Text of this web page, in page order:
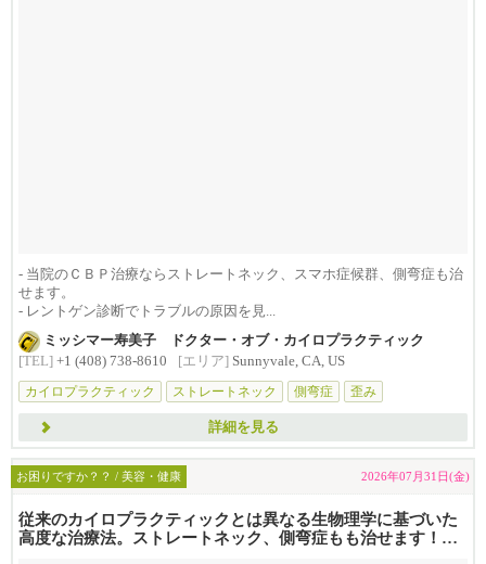
- 当院のＣＢＰ治療ならストレートネック、スマホ症候群、側弯症も治
せます。
- レントゲン診断でトラブルの原因を見...
ミッシマー寿美子 ドクター・オブ・カイロプラクティック
[TEL] +1 (408) 738-8610 [エリア] Sunnyvale, CA, US
カイロプラクティック
ストレートネック 側弯症 歪み
詳細を見る
お困りですか？？ / 美容・健康 2026年07月31日(金)
従来のカイロプラクティックとは異なる生物理学に基づいた
高度な治療法。ストレートネック、側弯症もも治せます！